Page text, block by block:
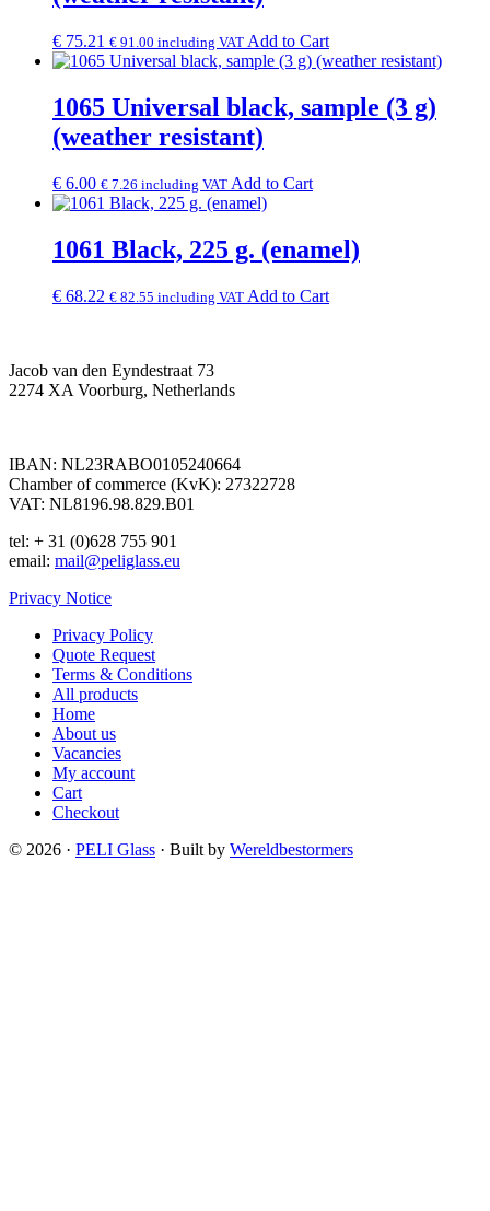
€ 75.21 € 91.00 including VAT Add to Cart
1065 Universal black, sample (3 g)
(weather resistant)
€ 6.00 € 7.26 including VAT Add to Cart
1061 Black, 225 g. (enamel)
€ 68.22 € 82.55 including VAT Add to Cart
Jacob van den Eyndestraat 73
2274 XA Voorburg, Netherlands
IBAN: NL23RABO0105240664
Chamber of commerce (KvK): 27322728
VAT: NL8196.98.829.B01
tel: + 31 (0)628 755 901
email: mail@peliglass.eu
Privacy Notice
Privacy Policy
Quote Request
Terms & Conditions
All products
Home
About us
Vacancies
My account
Cart
Checkout
© 2026 · PELI Glass · Built by Wereldbestormers